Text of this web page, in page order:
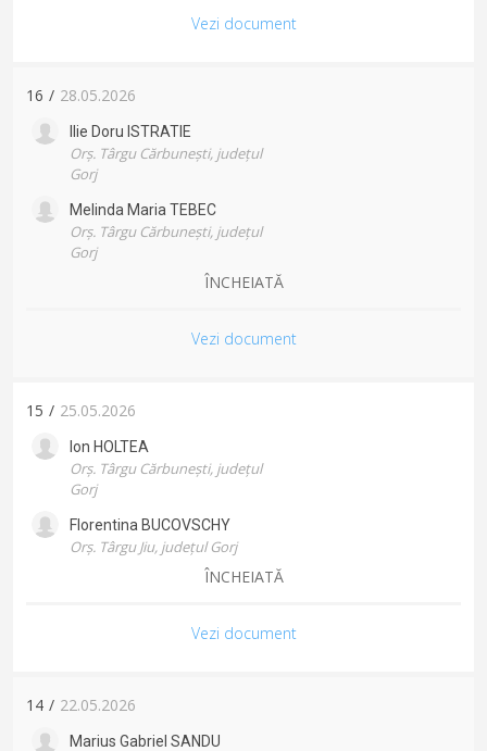
Vezi document
16 / 28.05.2026
Ilie Doru ISTRATIE
Orș. Târgu Cărbunești, județul
Gorj
Melinda Maria TEBEC
Orș. Târgu Cărbunești, județul
Gorj
ÎNCHEIATĂ
Vezi document
15 / 25.05.2026
Ion HOLTEA
Orș. Târgu Cărbunești, județul
Gorj
Florentina BUCOVSCHY
Orș. Târgu Jiu, județul Gorj
ÎNCHEIATĂ
Vezi document
14 / 22.05.2026
Marius Gabriel SANDU